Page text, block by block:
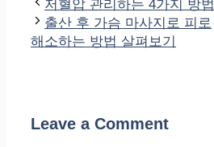
저혈압 관리하는 4가지 방법
출산 후 가슴 마사지로 피로
해소하는 방법 살펴보기
Leave a Comment